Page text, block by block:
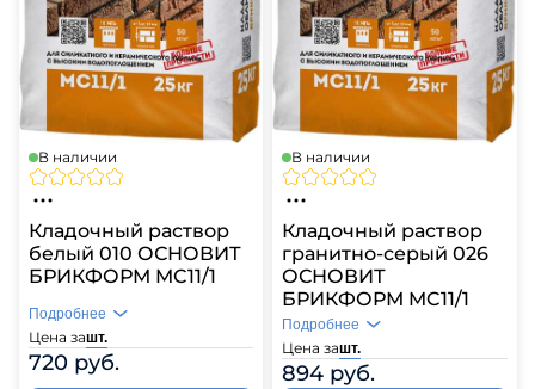
В наличии
Кладочный раствор
белый 010 ОСНОВИТ
БРИКФОРМ MC11/1
Цена зашт.
720 руб.
Подробнее
В наличии
Кладочный раствор
гранитно-серый 026
ОСНОВИТ
БРИКФОРМ MC11/1
Цена зашт.
894 руб.
Подробнее